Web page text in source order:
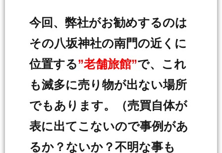
今回、弊社がお勧めするのは
その八坂神社の南門の近くに
位置する”老舗旅館”で、これ
も滅多に売り物が出ない場所
でもあります。（売買自体が
表に出てこないので事例があ
るか？ないか？不明な事も